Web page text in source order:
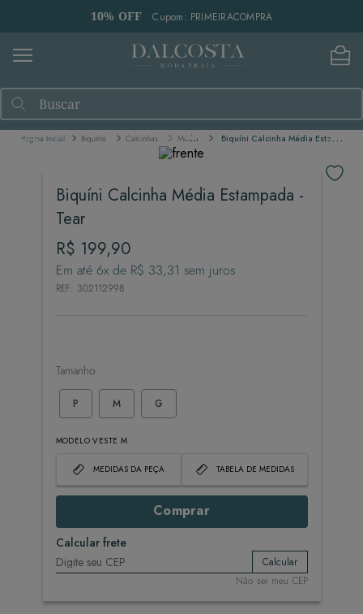
10% OFF • Cupom: PRIMEIRACOMPRA
Buscar
Biquínis Calcinhas Média Biquíni Calcinha Média Estampada - Tear
Biquíni Calcinha Média Estampada -
Tear
R$ 199,90
Em até 6x de R$ 33,31 sem juros
REF: 302112998
Tamanho
P M G
MODELO VESTE M
MEDIDAS DA PEÇA TABELA DE MEDIDAS
Comprar
Calcular frete
Calcular
Não sei meu CEP